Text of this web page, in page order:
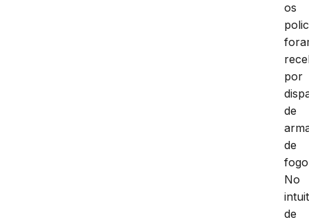
os
por
de
de
No
de